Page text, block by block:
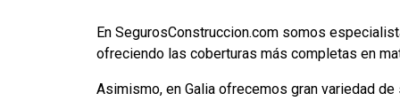
En SegurosConstruccion.com somos
ofreciendo las coberturas más completas en
Asimismo, en Galia ofrecemos gran variedad